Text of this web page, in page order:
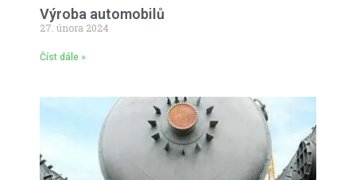
Výroba automobilů
27. února 2024
Číst dále »